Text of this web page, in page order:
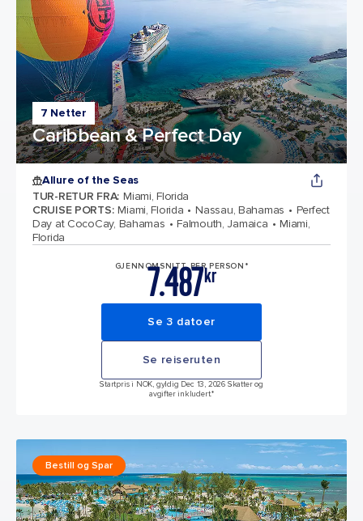
7 Netter
Caribbean & Perfect Day
Allure of the Seas
TUR-RETUR FRA: Miami, Florida
CRUISE PORTS: Miami, Florida Nassau, Bahamas
Perfect
Day at CocoCay, Bahamas
Falmouth, Jamaica
Miami,
Florida
GJENNOMSNITT PER PERSON*
kr
7.487
Se 3 datoer
Se reiseruten
Startpris i NOK, gyldig Dec 13, 2026 Skatter og
avgifter inkludert.*
Bestill og Spar